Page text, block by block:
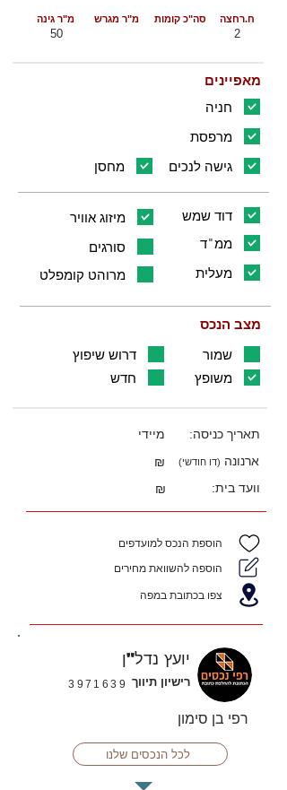
סה"כ קומות מ"ר גינה מ"ר מגרש ח.רחצה
50 2
מאפיינים
חניה
מרפסת
מחסן
גישה לנכים
מיזוג אוויר
דוד שמש
סורגים
ממ"ד
מרוהט קומפלט
מעלית
מצב הנכס
דרוש שיפוץ
שמור
חדש
משופץ
מיידי
תאריך כניסה:
₪
ארנונה (דו חודשי)
₪ וועד בית:
הוספת הנכס למועדפים
הוספה להשוואת מחירים
צפו בכתובת במפה
יועץ נדל"ן
3971639 רישיון תיווך
רפי בן סימון
לכל הנכסים שלנו